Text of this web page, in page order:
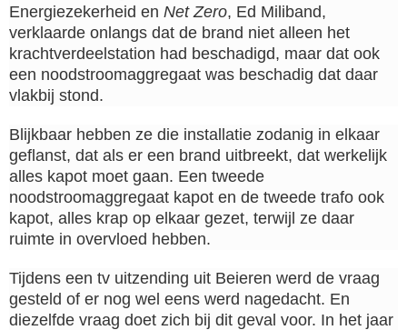
Energiezekerheid en Net Zero, Ed Miliband,
verklaarde onlangs dat de brand niet alleen het
krachtverdeelstation had beschadigd, maar dat ook
een noodstroomaggregaat was beschadig dat daar
vlakbij stond.
Blijkbaar hebben ze die installatie zodanig in elkaar
geflanst, dat als er een brand uitbreekt, dat werkelijk
alles kapot moet gaan. Een tweede
noodstroomaggregaat kapot en de tweede trafo ook
kapot, alles krap op elkaar gezet, terwijl ze daar
ruimte in overvloed hebben.
Tijdens een tv uitzending uit Beieren werd de vraag
gesteld of er nog wel eens werd nagedacht. En
diezelfde vraag doet zich bij dit geval voor. In het jaar